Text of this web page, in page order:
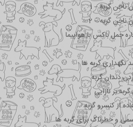
ناخن گربه – 1
ناخن گربه – 2
جمل باکس با هواپیما
نگهداری گربه ها
دندان گربه
بر نازایی
از کنسرو گربه
و خطرناک برای گربه ها